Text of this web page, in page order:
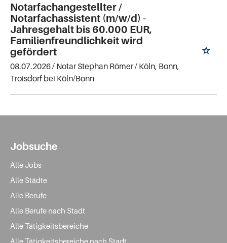
Notarfachangestellter /
Notarfachassistent (m/w/d) -
Jahresgehalt bis 60.000 EUR,
Familienfreundlichkeit wird
gefördert
08.07.2026 / Notar Stephan Römer/ Köln, Bonn,
Troisdorf bei Köln/Bonn
Jobsuche
Alle Jobs
Alle Städte
Alle Berufe
Alle Berufe nach Stadt
Alle Tätigkeitsbereiche
Alle Tätigkeitsbereiche nach Stadt